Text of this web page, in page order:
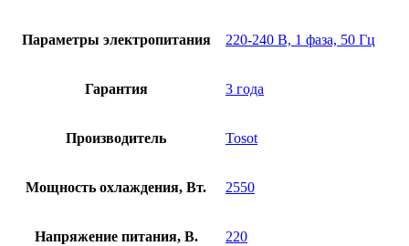
Параметры электропитания 220-240 В, 1 фаза, 50 Гц
Гарантия 3 года
Производитель Tosot
Мощность охлаждения, Вт. 2550
Напряжение питания, В. 220